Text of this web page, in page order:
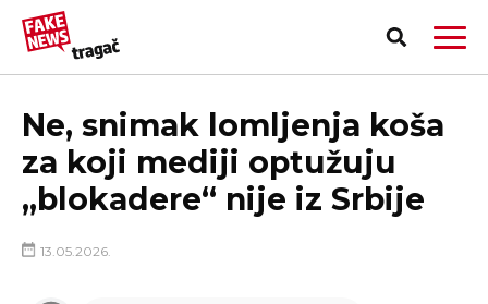
Ne, snimak lomljenja koša
za koji mediji optužuju
„blokadere“ nije iz Srbije
13.05.2026.